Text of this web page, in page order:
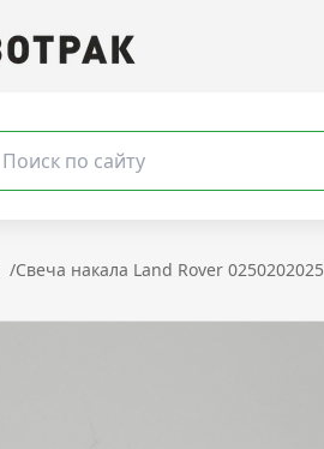
/Свеча накала Land Rover 0250202025